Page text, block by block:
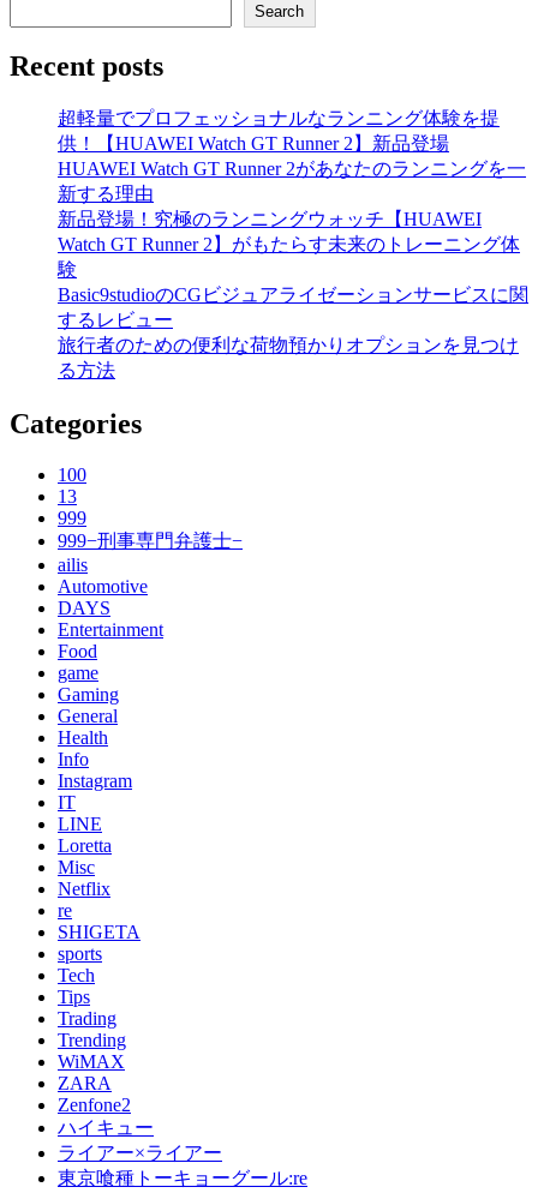
Search
Recent posts
超軽量でプロフェッショナルなランニング体験を提
供！【HUAWEI Watch GT Runner 2】新品登場
HUAWEI Watch GT Runner 2があなたのランニングを一
新する理由
新品登場！究極のランニングウォッチ【HUAWEI
Watch GT Runner 2】がもたらす未来のトレーニング体
験
Basic9studioのCGビジュアライゼーションサービスに関
するレビュー
旅行者のための便利な荷物預かりオプションを見つけ
る方法
Categories
100
13
999
999−刑事専門弁護士−
ailis
Automotive
DAYS
Entertainment
Food
game
Gaming
General
Health
Info
Instagram
IT
LINE
Loretta
Misc
Netflix
re
SHIGETA
sports
Tech
Tips
Trading
Trending
WiMAX
ZARA
Zenfone2
ハイキュー
ライアー×ライアー
東京喰種トーキョーグール:re